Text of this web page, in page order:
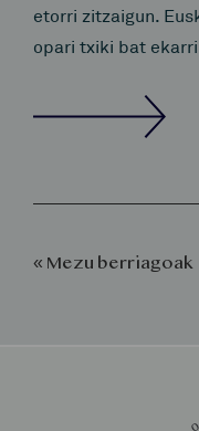
etorri zitzaigun.
opari txiki bat ekarri
« Mezu berriagoak